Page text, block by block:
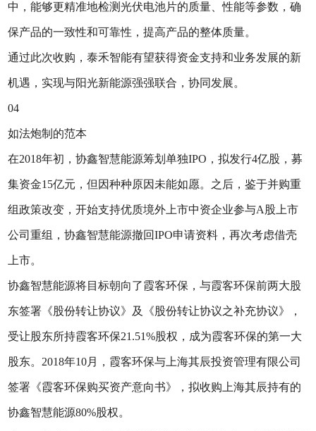
中，能够更精准地检测光伏电池片的质量、性能等参数，确
保产品的一致性和可靠性，提高产品的整体质量。
通过此次收购，泰禾智能有望获得资金支持和业务发展的新
机遇，实现与阳光新能源强强联合，协同发展。
04
如法炮制的范本
在2018年初，协鑫智慧能源筹划单独IPO，拟发行4亿股，募
集资金15亿元，但因种种原因未能如愿。之后，鉴于并购重
组政策改变，开始支持优质境外上市中资企业参与A股上市
公司重组，协鑫智慧能源撤回IPO申请资料，再次考虑借壳
上市。
协鑫智慧能源将目标朝向了霞客环保，与霞客环保前两大股
东签署《股份转让协议》及《股份转让协议之补充协议》，
受让股东所持霞客环保21.51%股权，成为霞客环保的第一大
股东。2018年10月，霞客环保与上海其辰投资管理有限公司
签署《霞客环保购买资产意向书》，拟收购上海其辰持有的
协鑫智慧能源80%股权。